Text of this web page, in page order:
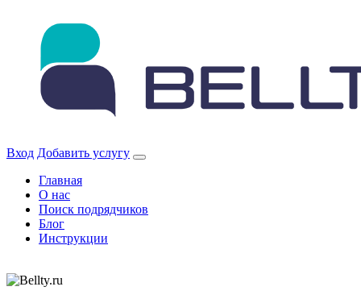
content
Вход Добавить услугу
Главная
О нас
Поиск подрядчиков
Блог
Инструкции